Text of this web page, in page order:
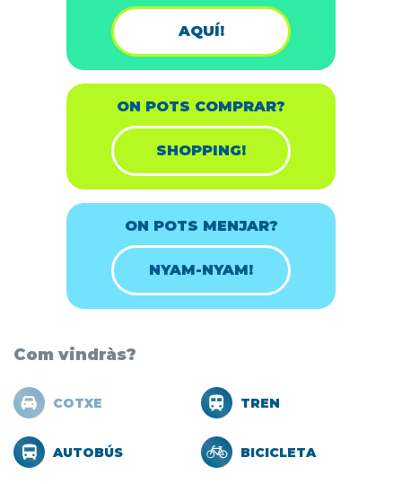
AQUÍ!
ON POTS COMPRAR?
SHOPPING!
ON POTS MENJAR?
NYAM-NYAM!
Com vindràs?
COTXE TREN
AUTOBÚS BICICLETA